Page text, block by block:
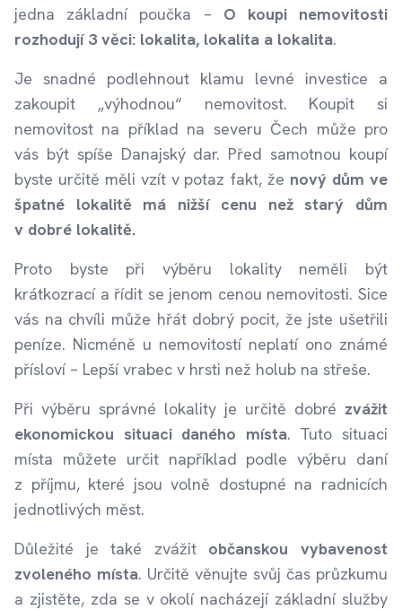
jedna základní poučka – O koupi nemovitosti
rozhodují 3 věci: lokalita, lokalita a lokalita.
Je snadné podlehnout klamu levné investice a
zakoupit „výhodnou“ nemovitost. Koupit si
nemovitost na příklad na severu Čech může pro
vás být spíše Danajský dar. Před samotnou koupí
byste určitě měli vzít v potaz fakt, že nový dům ve
špatné lokalitě má nižší cenu než starý dům
v dobré lokalitě.
Proto byste při výběru lokality neměli být
krátkozrací a řídit se jenom cenou nemovitosti. Sice
vás na chvíli může hřát dobrý pocit, že jste ušetřili
peníze. Nicméně u nemovitostí neplatí ono známé
přísloví – Lepší vrabec v hrsti než holub na střeše.
Při výběru správné lokality je určitě dobré zvážit
ekonomickou situaci daného místa. Tuto situaci
místa můžete určit například podle výběru daní
z příjmu, které jsou volně dostupné na radnicích
jednotlivých měst.
Důležité je také zvážit občanskou vybavenost
zvoleného místa. Určitě věnujte svůj čas průzkumu
a zjistěte, zda se v okolí nacházejí základní služby